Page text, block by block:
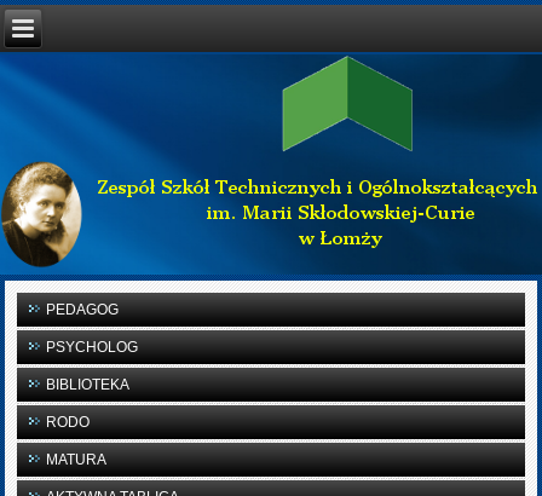
PEDAGOG
PSYCHOLOG
BIBLIOTEKA
RODO
MATURA